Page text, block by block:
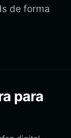
de forma
para